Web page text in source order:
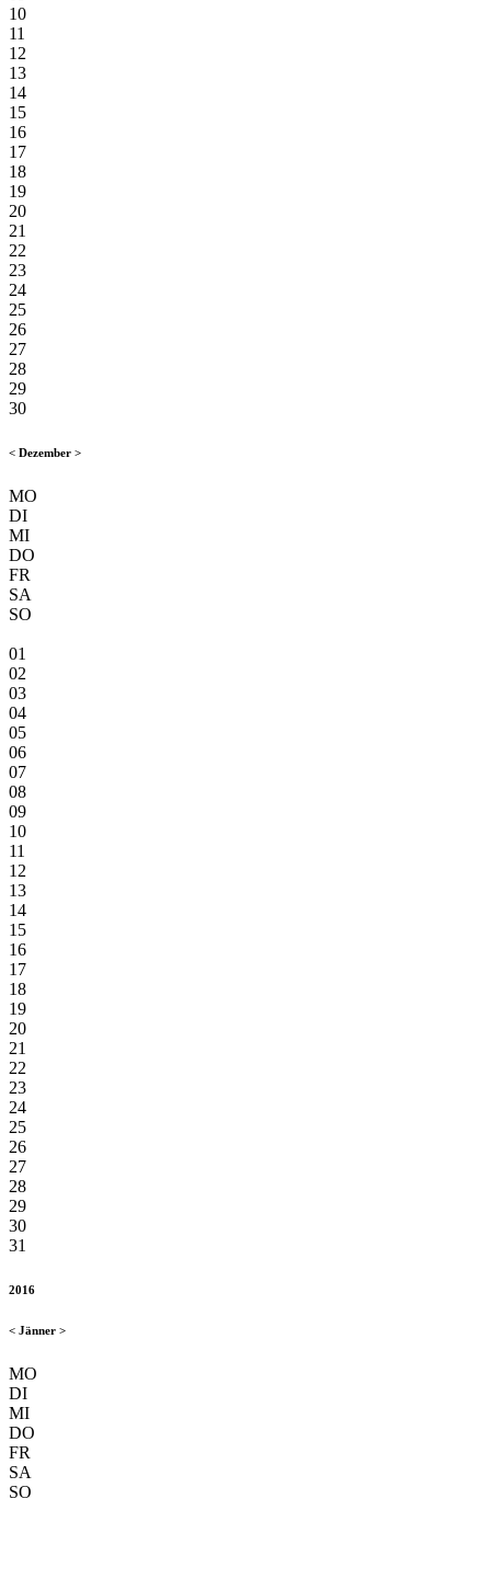
10
11
12
13
14
15
16
17
18
19
20
21
22
23
24
25
26
27
28
29
30
< Dezember >
MO
DI
MI
DO
FR
SA
SO
01
02
03
04
05
06
07
08
09
10
11
12
13
14
15
16
17
18
19
20
21
22
23
24
25
26
27
28
29
30
31
2016
< Jänner >
MO
DI
MI
DO
FR
SA
SO